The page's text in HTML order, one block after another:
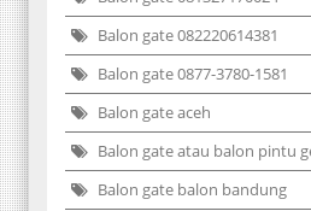
Balon gate 082220614381
Balon gate 0877-3780-1581
Balon gate aceh
Balon gate atau balon pintu
Balon gate balon bandung